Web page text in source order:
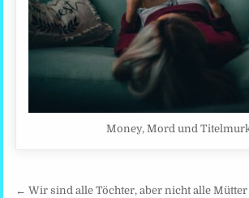
Money, Mord und
← Wir sind alle Töchter, aber nicht alle Mütter